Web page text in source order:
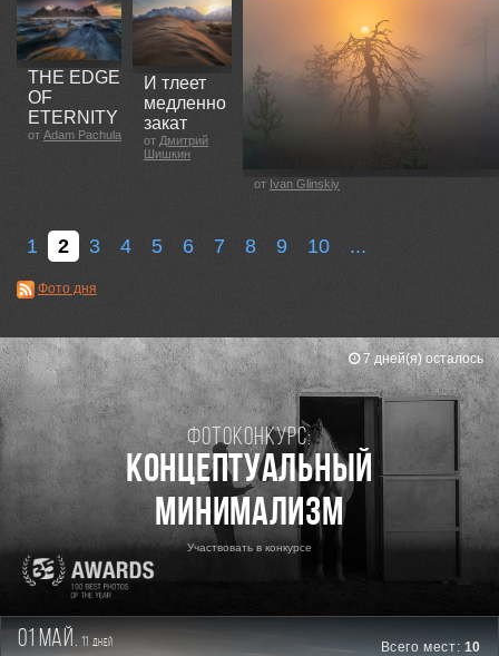
THE EDGE
OF
ETERNITY
от Adam Pachula
И тлеет
медленно
закат
от Дмитрий
Шишкин
от Ivan Glinskiy
1 2 3 4 5 6 7 8 9 10 ...
Фото дня
Фотоконкурс:
Концептуальный
минимализм
Участвовать в конкурсе
7 дней(я) осталось
01 май. 11 дней Всего мест: 10